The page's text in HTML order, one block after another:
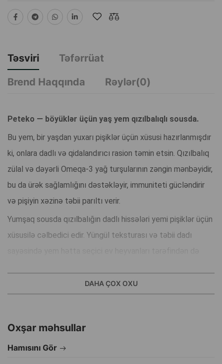
Təsviri
Təfərrüat
Brend Haqqında
Rəylər(0)
Peteko — böyüklər üçün yaş yem qızılbalıqlı sousda.
Bu yem, bir yaşdan yuxarı pişiklər üçün xüsusi hazırlanmışdır
ki, onlara dadlı və qidalandırıcı rasion təmin etsin. Qızılbalıq
zülal və dəyərli Omeqa-3 yağ turşularının zəngin mənbəyidir,
bu da ürək sağlamlığını dəstəkləyir, immuniteti gücləndirir
və pişiyin xəzinə təbii parıltı verir.
Yumşaq sousda qızılbalığın dadlı hissələri yemi pişiklər üçün
xüsusilə cəlbedici edir. Yüngül teksturası və təbii dadı
olunmasına kömək edir.
heyvanınızın sağlamlığına qayğı üçün təhlükəsiz seçim edir.
Peteko Cat Wet Food qızılbalıqlı
DAHA ÇOX OXU
Oxşar məhsullar
Hamısını Gör